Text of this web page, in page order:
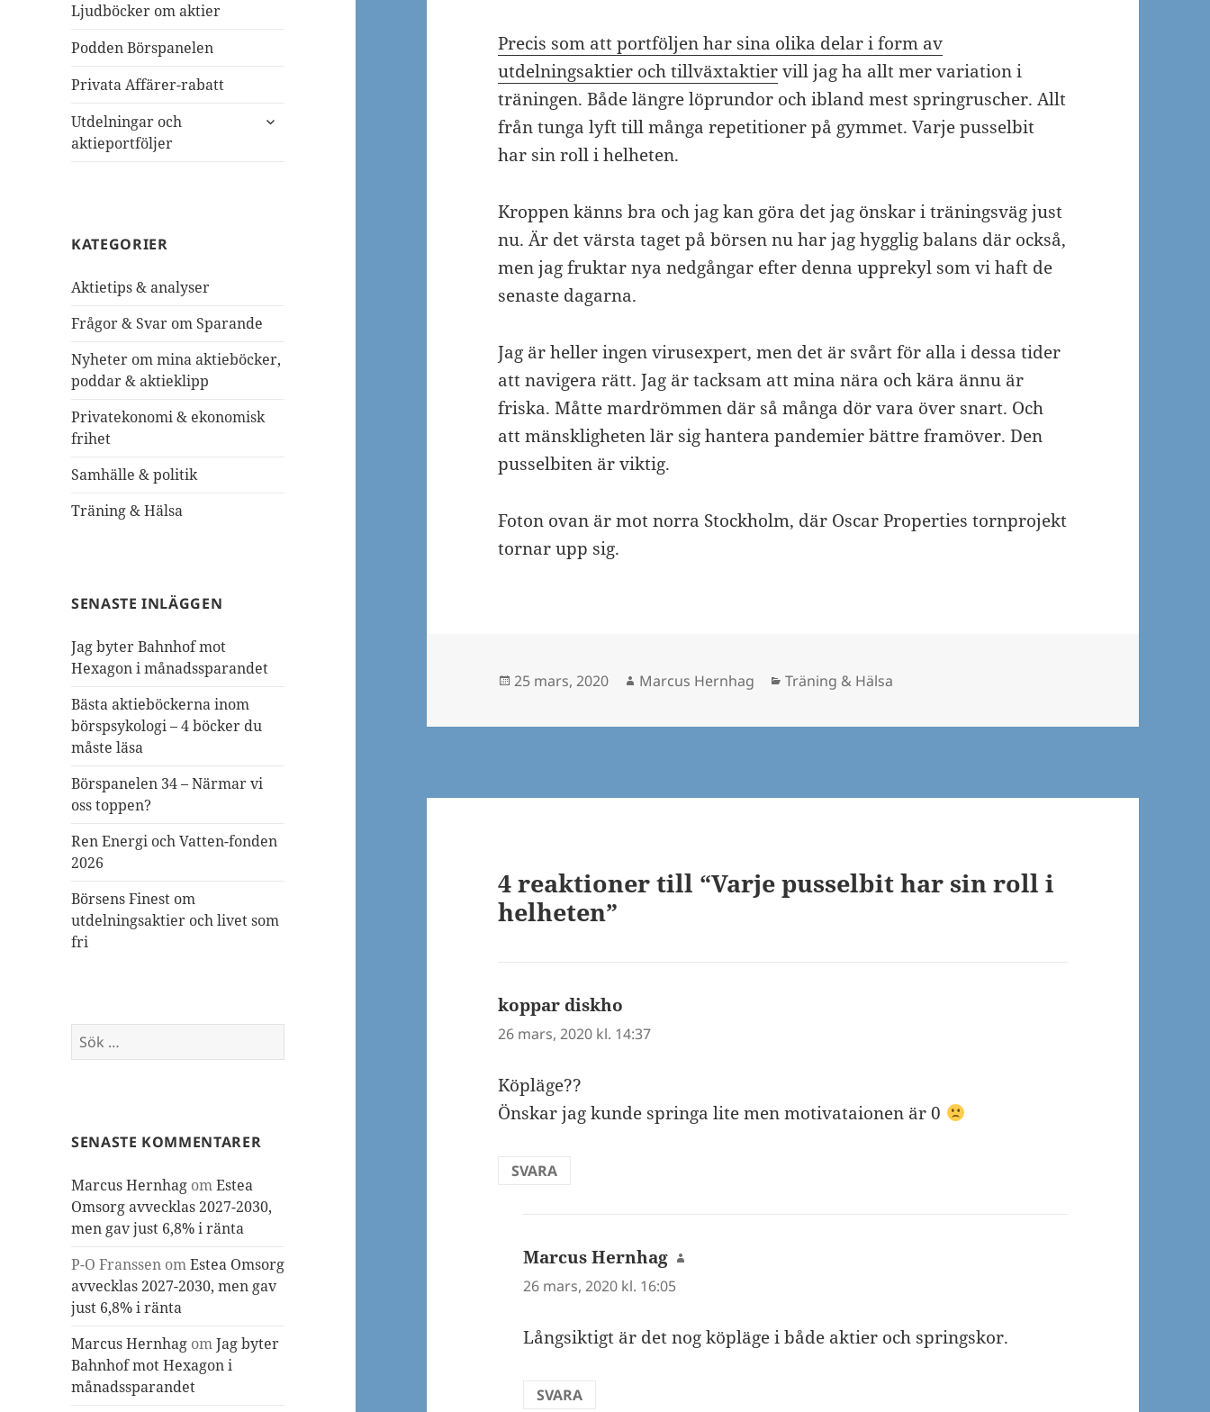
Ljudböcker om aktier
Podden Börspanelen
Privata Affärer-rabatt
Utdelningar och
aktieportföljer
expandera
KATEGORIER
Aktietips & analyser
Frågor & Svar om Sparande
Nyheter om mina aktieböcker,
poddar & aktieklipp
Privatekonomi & ekonomisk
frihet
Samhälle & politik
Träning & Hälsa
SENASTE INLÄGGEN
Jag byter Bahnhof mot
Hexagon i månadssparandet
Bästa aktieböckerna inom
börspsykologi – 4 böcker du
måste läsa
Börspanelen 34 – Närmar vi
oss toppen?
Ren Energi och Vatten-fonden
2026
Börsens Finest om
utdelningsaktier och livet som
fri
Sök
efter:
SENASTE KOMMENTARER
Marcus Hernhag omEstea
Omsorg avvecklas 2027-2030,
men gav just 6,8% i ränta
P-O Franssen omEstea Omsorg
avvecklas 2027-2030, men gav
just 6,8% i ränta
Marcus Hernhag omJag byter
Bahnhof mot Hexagon i
månadssparandet
Precis som att portföljen har sina olika delar i form av
utdelningsaktier och tillväxtaktiervill jag ha allt mer variation i
träningen. Både längre löprundor och ibland mest springruscher. Allt
från tunga lyft till många repetitioner på gymmet. Varje pusselbit
har sin roll i helheten.
Kroppen känns bra och jag kan göra det jag önskar i träningsväg just
nu. Är det värsta taget på börsen nu har jag hygglig balans där också,
men jag fruktar nya nedgångar efter denna upprekyl som vi haft de
senaste dagarna.
Jag är heller ingen virusexpert, men det är svårt för alla i dessa tider
att navigera rätt. Jag är tacksam att mina nära och kära ännu är
friska. Måtte mardrömmen där så många dör vara över snart. Och
att mänskligheten lär sig hantera pandemier bättre framöver. Den
pusselbiten är viktig.
Foton ovan är mot norra Stockholm, där Oscar Properties tornprojekt
tornar upp sig.
Postat
25 mars, 2020 Författare
Marcus Hernhag Kategorier
Träning & Hälsa
4 reaktioner till “Varje pusselbit har sin roll i
helheten”
koppar diskho
26 mars, 2020 kl. 14:37
Köpläge??
Önskar jag kunde springa lite men motivataionen är 0
SVARA
Marcus Hernhag skriver:
26 mars, 2020 kl. 16:05
Långsiktigt är det nog köpläge i både aktier och springskor.
SVARA